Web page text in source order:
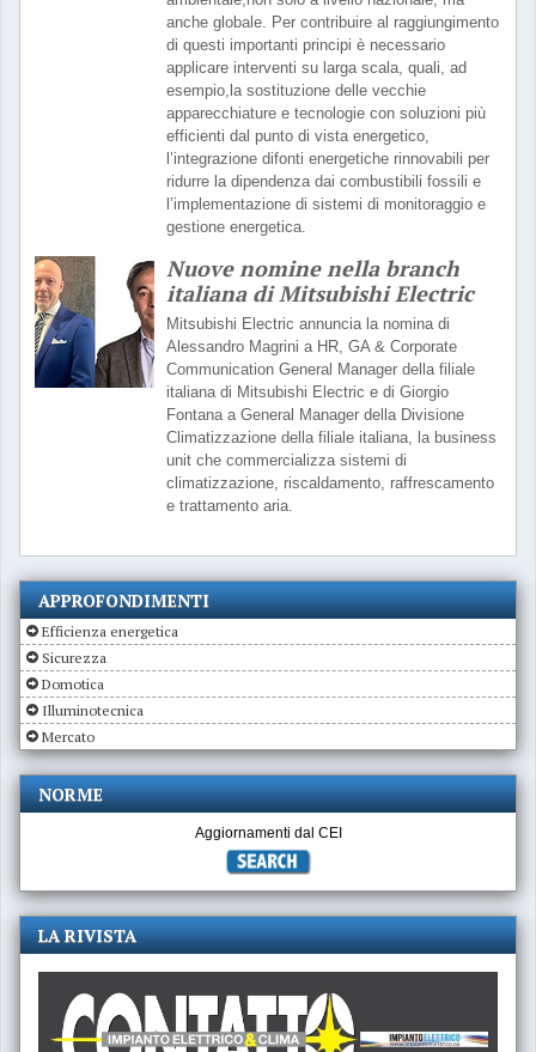
anche globale. Per contribuire al raggiungimento
di questi importanti principi è necessario
applicare interventi su larga scala, quali, ad
esempio,la sostituzione delle vecchie
apparecchiature e tecnologie con soluzioni più
efficienti dal punto di vista energetico,
l’integrazione difonti energetiche rinnovabili per
ridurre la dipendenza dai combustibili fossili e
l’implementazione di sistemi di monitoraggio e
gestione energetica.
Nuove nomine nella branch
italiana di Mitsubishi Electric
Mitsubishi Electric annuncia la nomina di
Alessandro Magrini a HR, GA & Corporate
Communication General Manager della filiale
italiana di Mitsubishi Electric e di Giorgio
Fontana a General Manager della Divisione
Climatizzazione della filiale italiana, la business
unit che commercializza sistemi di
climatizzazione, riscaldamento, raffrescamento
e trattamento aria.
APPROFONDIMENTI
Efficienza energetica
Sicurezza
Domotica
Illuminotecnica
Mercato
NORME
Aggiornamenti dal CEI
LA RIVISTA